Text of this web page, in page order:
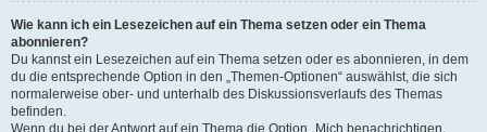
Wie kann ich ein Lesezeichen auf ein Thema setzen oder ein Thema
abonnieren?
Du kannst ein Lesezeichen auf ein Thema setzen oder es abonnieren, in dem
du die entsprechende Option in den „Themen-Optionen“ auswählst, die sich
normalerweise ober- und unterhalb des Diskussionsverlaufs des Themas
befinden.
Wenn du bei der Antwort auf ein Thema die Option „Mich benachrichtigen,